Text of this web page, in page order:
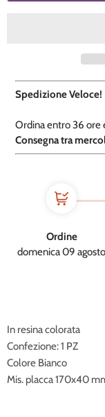
Spedizione Veloce!
Ordina entro36 ore
​Consegna tra
Ordine
domenica 09 agosto
In resina colorata
Confezione: 1 PZ
Colore Bianco
Mis. placca 170x40